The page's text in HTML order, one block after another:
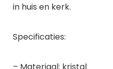
in huis en kerk.
Specificaties: